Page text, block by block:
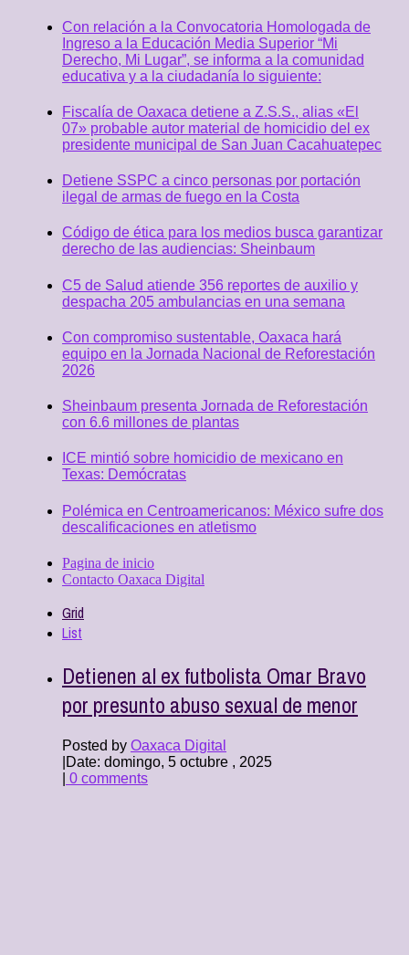
Con relación a la Convocatoria Homologada de
Ingreso a la Educación Media Superior “Mi
Derecho, Mi Lugar”, se informa a la comunidad
educativa y a la ciudadanía lo siguiente:
Fiscalía de Oaxaca detiene a Z.S.S., alias «El
07» probable autor material de homicidio del ex
presidente municipal de San Juan Cacahuatepec
Detiene SSPC a cinco personas por portación
ilegal de armas de fuego en la Costa
Código de ética para los medios busca garantizar
derecho de las audiencias: Sheinbaum
C5 de Salud atiende 356 reportes de auxilio y
despacha 205 ambulancias en una semana
Con compromiso sustentable, Oaxaca hará
equipo en la Jornada Nacional de Reforestación
2026
Sheinbaum presenta Jornada de Reforestación
con 6.6 millones de plantas
ICE mintió sobre homicidio de mexicano en
Texas: Demócratas
Polémica en Centroamericanos: México sufre dos
descalificaciones en atletismo
Pagina de inicio
Contacto Oaxaca Digital
Grid
List
Detienen al ex futbolista Omar Bravo
por presunto abuso sexual de menor
Posted by Oaxaca Digital
Date: domingo, 5 octubre , 2025
0 comments